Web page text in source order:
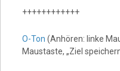
++++++++++++
O-Ton (Anhören: linke
Maustaste, „Ziel